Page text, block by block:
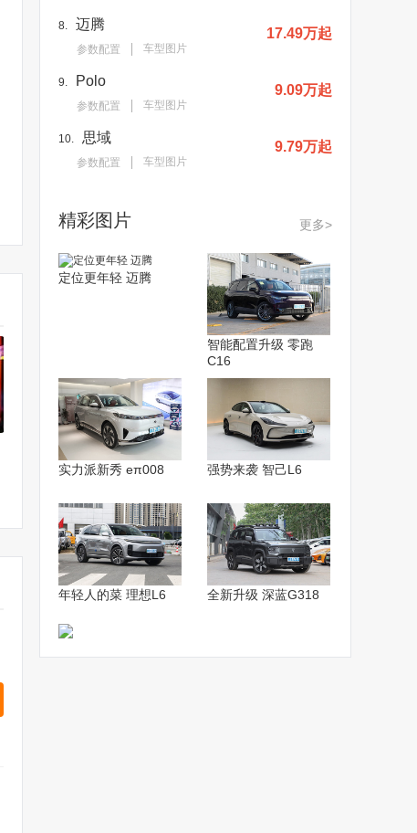
宝马MINI两款新车曝光！
3天后发布/车身尺寸加长
MINI家族三款特别版车型
上市 市场指导价25.48万
8. 迈腾
参数配置 车型图片
17.49万起
9. Polo
参数配置 车型图片
9.09万起
10. 思域
参数配置 车型图片
9.79万起
精彩图片 更多>
定位更年轻 迈腾
智能配置升级 零跑
C16
实力派新秀 eπ008 强势来袭 智己L6
年轻人的菜 理想L6 全新升级 深蓝G318